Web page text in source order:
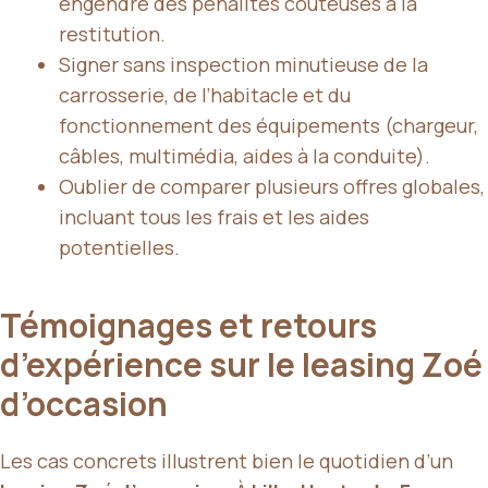
restitution.
Signer sans inspection minutieuse de la
carrosserie, de l’habitacle et du
fonctionnement des équipements (chargeur,
câbles, multimédia, aides à la conduite).
Oublier de comparer plusieurs offres globales,
incluant tous les frais et les aides
potentielles.
Témoignages et retours
d’expérience sur le leasing Zoé
d’occasion
Les cas concrets illustrent bien le quotidien d’un